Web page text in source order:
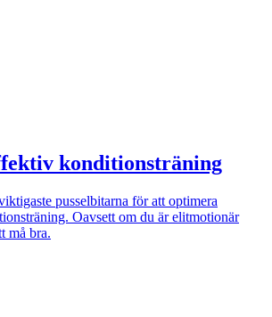
konditionsträning
pusselbitarna för att optimera
Oavsett om du är elitmotionär
må bra.